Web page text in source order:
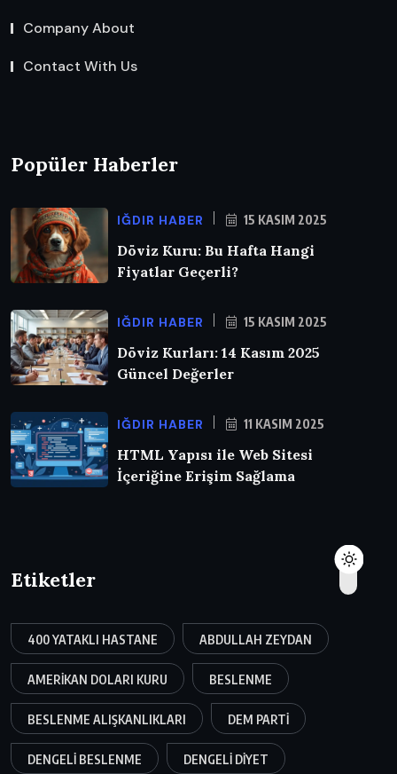
Company About
Contact With Us
Popüler Haberler
IĞDIR HABER 15 KASIM 2025
Döviz Kuru: Bu Hafta Hangi
Fiyatlar Geçerli?
IĞDIR HABER 15 KASIM 2025
Döviz Kurları: 14 Kasım 2025
Güncel Değerler
IĞDIR HABER 11 KASIM 2025
HTML Yapısı ile Web Sitesi
İçeriğine Erişim Sağlama
Etiketler
400 YATAKLI HASTANE ABDULLAH ZEYDAN
AMERIKAN DOLARI KURU BESLENME
BESLENME ALIŞKANLIKLARI DEM PARTI
DENGELI BESLENME DENGELI DIYET